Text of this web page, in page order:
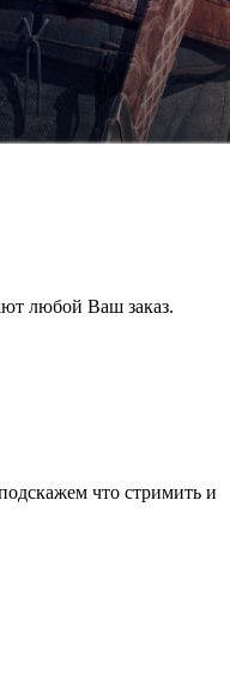
любой Ваш заказ.
что стримить и